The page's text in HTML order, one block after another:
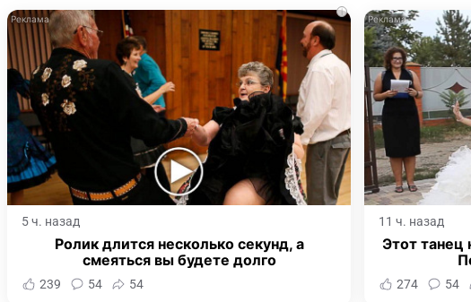
i
5 ч. назад
Ролик длится несколько секунд, а
смеяться вы будете долго
239 54 54
11 ч. назад
Этот танец
274 54